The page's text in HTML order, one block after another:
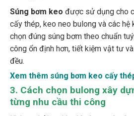
cấy thép, keo neo bulong và các hệ
chọn đúng súng bơm theo chuẩn
công ổn định hơn, tiết kiệm vật tư
đều.
3. Cách chọn bulong xây
từng nhu cầu thi công